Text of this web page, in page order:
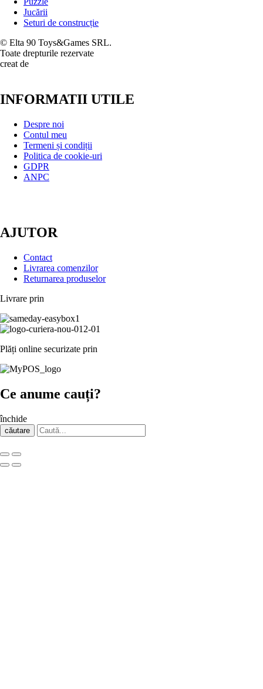
Jucării
Seturi de construcție
© Elta 90 Toys&Games SRL.
Toate drepturile rezervate
creat de
INFORMATII UTILE
Despre noi
Contul meu
Termeni și condiții
Politica de cookie-uri
GDPR
ANPC
AJUTOR
Contact
Livrarea comenzilor
Returnarea produselor
Livrare prin
Plăți online securizate prin
Ce anume cauți?
închide
căutare